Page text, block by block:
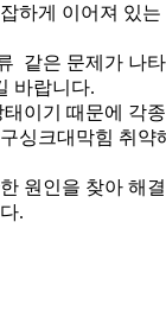
하게 이어져 있는
같은 문제가 나
바랍니다.
이기 때문에 각종
싱크대막힘 취약
원인을 찾아 해
.